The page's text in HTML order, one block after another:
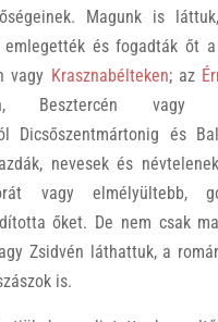
Magunk is
emlegették és fogadták őt
vagy Krasznabélteken; az
Besztercén vagy
Dicsőszentmártonig és
nevesek és
vagy elmélyültebb,
őket. De nem csak
Zsidvén láthattuk, a
is.